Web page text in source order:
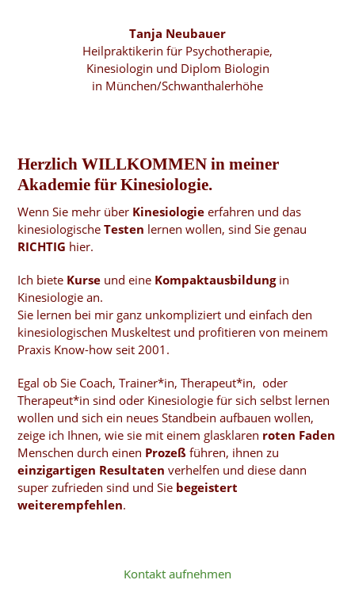
Tanja Neubauer
Heilpraktikerin für Psychotherapie,
Kinesiologin und Diplom Biologin
in München/Schwanthalerhöhe
Herzlich WILLKOMMEN in meiner
Akademie für Kinesiologie.
Wenn Sie mehr über Kinesiologie erfahren und das
kinesiologischeTesten lernen wollen, sind Sie genau
RICHTIG hier.
Ich biete Kurse und eine Kompaktausbildungin
Kinesiologie an.
Sie lernen bei mir ganz unkompliziert und einfach den
kinesiologischen Muskeltest und profitieren von meinem
Praxis Know-how seit 2001.
Egal ob Sie Coach, Trainer*in, Therapeut*in, oder
Therapeut*in sind oder Kinesiologie für sich selbst lernen
wollen und sich ein neues Standbein aufbauen wollen,
zeige ich Ihnen, wie sie mit einem glasklaren roten Faden
Menschen durch einen Prozeß führen, ihnen zu
einzigartigen Resultaten verhelfen und diese dann
super zufrieden sind und Sie begeistert
weiterempfehlen.
Kontakt aufnehmen